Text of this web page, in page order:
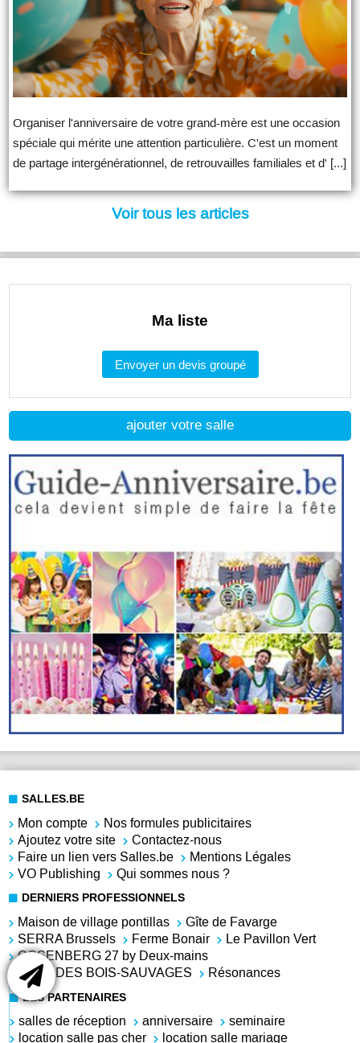
Organiser l'anniversaire de votre grand-mère est une occasion
spéciale qui mérite une attention particulière. C'est un moment
de partage intergénérationnel, de retrouvailles familiales et d' [...]
Voir tous les articles
ajouter votre salle
Ma liste
Envoyer un devis groupé
SALLES.BE
Mon compte
Nos formules publicitaires
Ajoutez votre site
Contactez-nous
Faire un lien vers Salles.be
Mentions Légales
VO Publishing
Qui sommes nous ?
DERNIERS PROFESSIONNELS
Maison de village pontillas
Gîte de Favarge
SERRA Brussels
Ferme Bonair
Le Pavillon Vert
COSENBERG 27 by Deux-mains
VILLA DES BOIS-SAUVAGES
Résonances
LES PARTENAIRES
salles de réception anniversaire
seminaire
location salle pas cher
location salle mariage